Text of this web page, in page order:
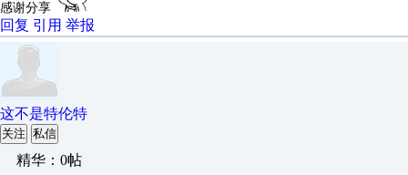
感谢分享
回复 引用 举报
这不是特伦特
关注 私信
精华：0帖